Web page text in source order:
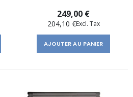
249,00 €
204,10 €
AJOUTER AU PANIER